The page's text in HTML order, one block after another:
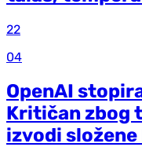
22
04
OpenAI
Kritičan zbog
izvodi